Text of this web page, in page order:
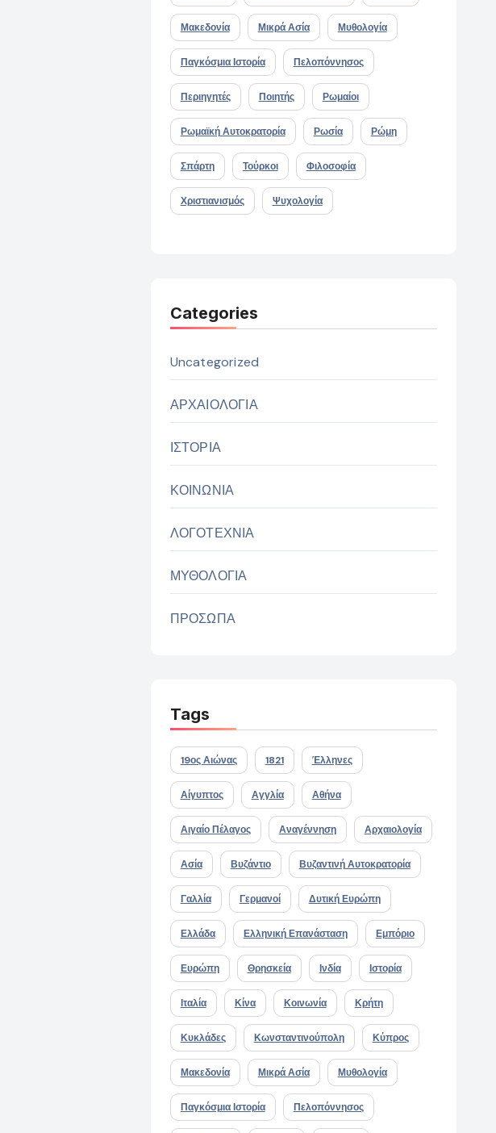
Μακεδονία Μικρά Ασία Μυθολογία
Παγκόσμια Ιστορία Πελοπόννησος
Περιηγητές Ποιητής Ρωμαίοι
Ρωμαϊκή Αυτοκρατορία Ρωσία Ρώμη
Σπάρτη Τούρκοι Φιλοσοφία
Χριστιανισμός Ψυχολογία
Categories
Uncategorized
ΑΡΧΑΙΟΛΟΓΙΑ
ΙΣΤΟΡΙΑ
ΚΟΙΝΩΝΙΑ
ΛΟΓΟΤΕΧΝΙΑ
ΜΥΘΟΛΟΓΙΑ
ΠΡΟΣΩΠΑ
Tags
19ος Αιώνας 1821 Έλληνες
Αίγυπτος Αγγλία Αθήνα
Αιγαίο Πέλαγος Αναγέννηση Αρχαιολογία
Ασία Βυζάντιο Βυζαντινή Αυτοκρατορία
Γαλλία Γερμανοί Δυτική Ευρώπη
Ελλάδα Ελληνική Επανάσταση Εμπόριο
Ευρώπη Θρησκεία Ινδία Ιστορία
Ιταλία Κίνα Κοινωνία Κρήτη
Κυκλάδες Κωνσταντινούπολη Κύπρος
Μακεδονία Μικρά Ασία Μυθολογία
Παγκόσμια Ιστορία Πελοπόννησος